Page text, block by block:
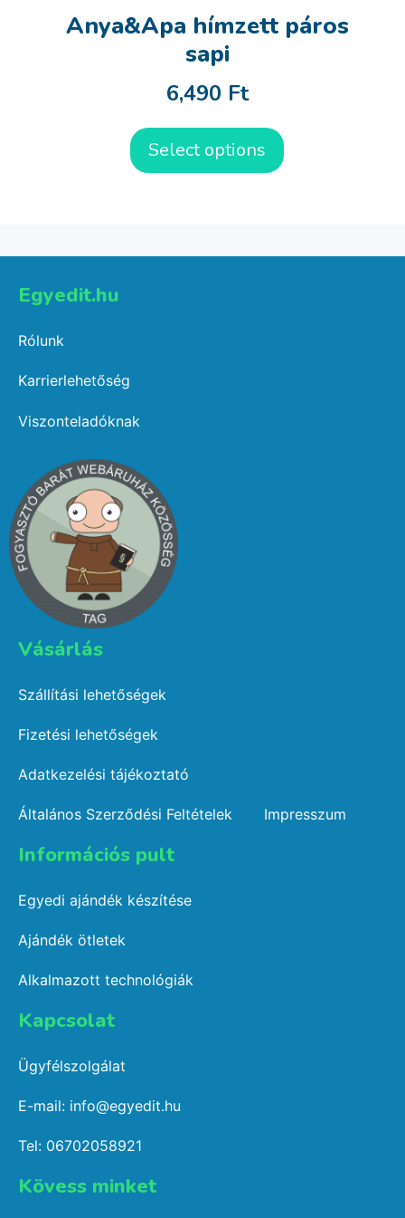
Anya&Apa hímzett páros
sapi
6,490 Ft
Select options
Egyedit.hu
Rólunk
Karrierlehetőség
Viszonteladóknak
Vásárlás​
Szállítási lehetőségek
Fizetési lehetőségek
Adatkezelési tájékoztató
Általános Szerződési Feltételek Impresszum
Információs pult​
Egyedi ajándék készítése
Ajándék ötletek
Alkalmazott technológiák
Kapcsolat​
Ügyfélszolgálat
E-mail: info@egyedit.hu
Tel: 06702058921
Kövess minket